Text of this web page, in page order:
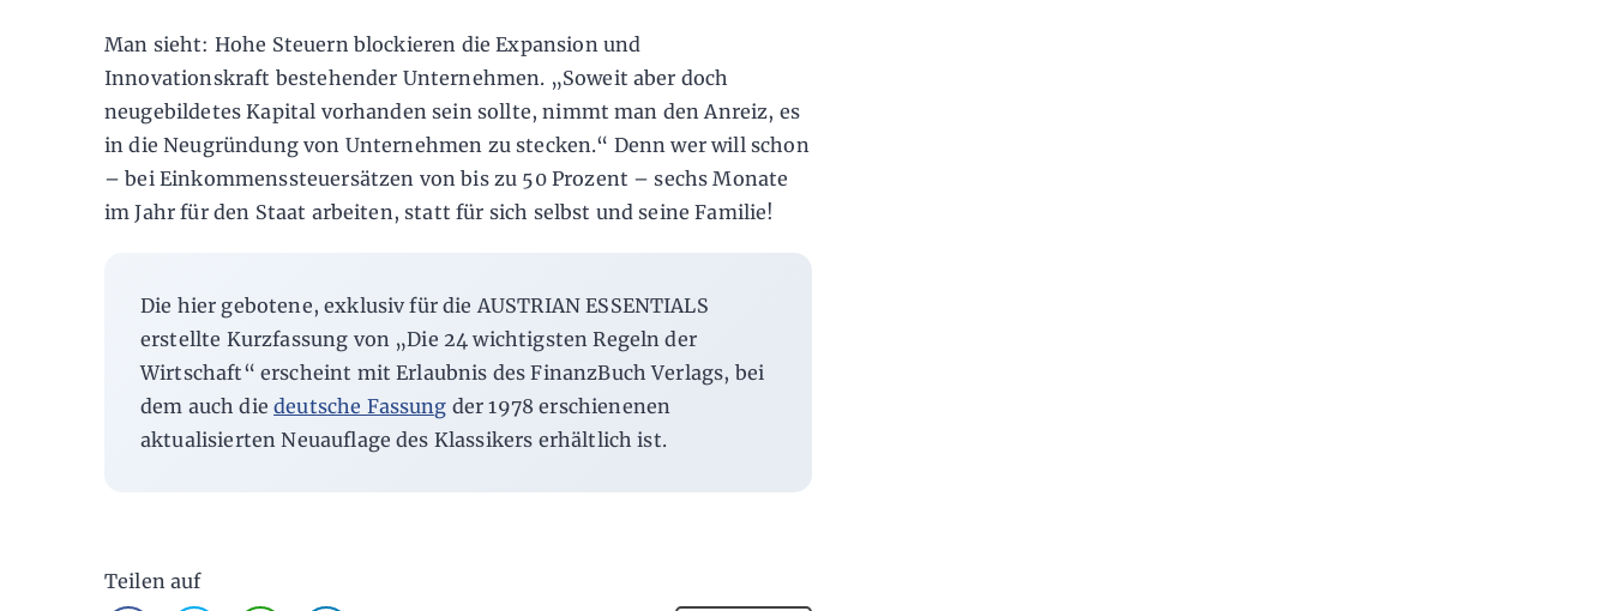
Man sieht: Hohe Steuern blockieren die Expansion und
Innovationskraft bestehender Unternehmen. „Soweit aber doch
neugebildetes Kapital vorhanden sein sollte, nimmt man den Anreiz, es
in die Neugründung von Unternehmen zu stecken.“ Denn wer will schon
– bei Einkommenssteuersätzen von bis zu 50 Prozent – sechs Monate
im Jahr für den Staat arbeiten, statt für sich selbst und seine Familie!
Die hier gebotene, exklusiv für die AUSTRIAN ESSENTIALS
erstellte Kurzfassung von „Die 24 wichtigsten Regeln der
Wirtschaft“ erscheint mit Erlaubnis des FinanzBuch Verlags, bei
dem auch diedeutsche Fassung der 1978 erschienenen
aktualisierten Neuauflage des Klassikers erhältlich ist.
Teilen auf